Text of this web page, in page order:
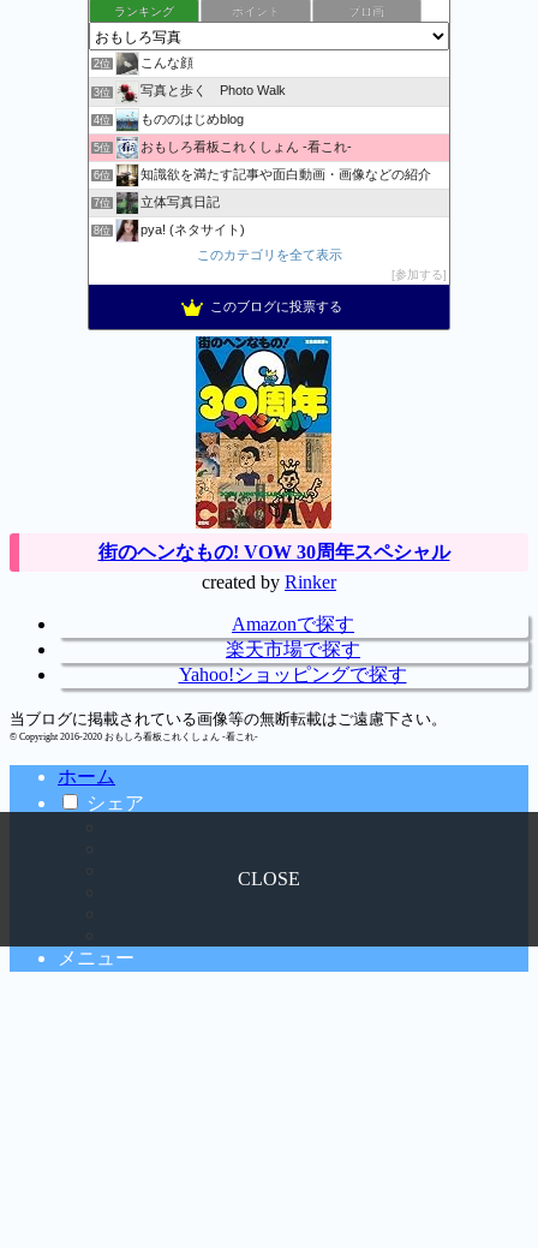
CLOSE
ランキング ポイント ブロ画
1位 万物秘宝館
2位 こんな顔
3位 写真と歩く Photo Walk
4位 もののはじめblog
5位 おもしろ看板これくしょん -看これ-
6位 知識欲を満たす記事や面白動画・画像などの紹介
7位 立体写真日記
8位 pya! (ネタサイト)
記事一覧 | 野鳥との日常生活を綴る - 楽天ブログ
10位 おまたせくまちゃん、たま〜に更新。
Apple・任天堂情報局
おおむね日刊★狐のブログ2
コメが無くとも
おとぼけワールドワイド
おもしろ・ビックリ画像集
このカテゴリを全て表示
参加する
このブログに投票する
街のヘンなもの! VOW 30周年スペシャル
created by Rinker
Amazonで探す
楽天市場で探す
Yahoo!ショッピングで探す
当ブログに掲載されている画像等の無断転載はご遠慮下さい。
© Copyright 2016-2020 おもしろ看板これくしょん -看これ-
ホーム
シェア
メニュー